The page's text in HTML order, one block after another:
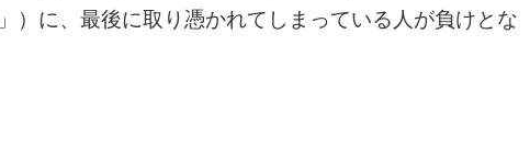
）に、最後に取り憑かれてしまっている人が負けとな